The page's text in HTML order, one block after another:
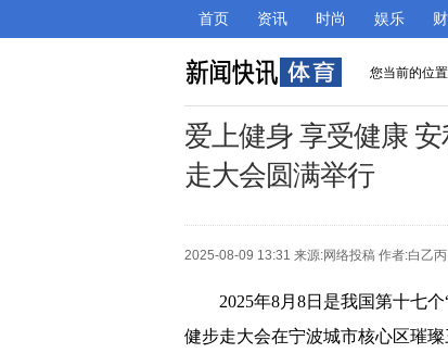
首页 资讯 时尚 娱乐
您当前的位
爱上健身 享受健康
走大会圆满举行
2025-08-09 13:31 来源:网络投稿 作者:白乙
2025年8月8日是我国第十七
健步走大会在宁波城市核心区璀